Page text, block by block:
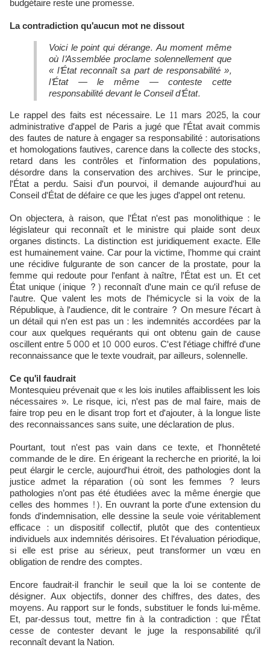
La contradiction qu'aucun mot ne dissout
Voici le point qui dérange. Au moment même
où l'Assemblée proclame solennellement que
« l'État reconnaît sa part de responsabilité »,
l'État — le même — conteste cette
responsabilité devant le Conseil d'État.
Le rappel des faits est nécessaire. Le 11 mars 2025, la cour
administrative d'appel de Paris a jugé que l'État avait commis
des fautes de nature à engager sa responsabilité : autorisations
et homologations fautives, carence dans la collecte des stocks,
retard dans les contrôles et l'information des populations,
désordre dans la conservation des archives. Sur le principe,
l'État a perdu. Saisi d'un pourvoi, il demande aujourd'hui au
Conseil d'État de défaire ce que les juges d'appel ont retenu.
On objectera, à raison, que l'État n'est pas monolithique : le
législateur qui reconnaît et le ministre qui plaide sont deux
organes distincts. La distinction est juridiquement exacte. Elle
est humainement vaine. Car pour la victime, l’homme qui craint
une récidive fulgurante de son cancer de la prostate, pour la
femme qui redoute pour l'enfant à naître, l'État est un. Et cet
État unique (inique ?) reconnaît d'une main ce qu'il refuse de
l'autre. Que valent les mots de l'hémicycle si la voix de la
République, à l'audience, dit le contraire ? On mesure l'écart à
un détail qui n'en est pas un : les indemnités accordées par la
cour aux quelques requérants qui ont obtenu gain de cause
oscillent entre 5 000 et 10 000 euros. C'est l'étiage chiffré d'une
reconnaissance que le texte voudrait, par ailleurs, solennelle.
Ce qu'il faudrait
Montesquieu prévenait que « les lois inutiles affaiblissent les lois
nécessaires ». Le risque, ici, n'est pas de mal faire, mais de
faire trop peu en le disant trop fort et d'ajouter, à la longue liste
des reconnaissances sans suite, une déclaration de plus.
Pourtant, tout n'est pas vain dans ce texte, et l'honnêteté
commande de le dire. En érigeant la recherche en priorité, la loi
peut élargir le cercle, aujourd'hui étroit, des pathologies dont la
justice admet la réparation (où sont les femmes ? leurs
pathologies n’ont pas été étudiées avec la même énergie que
celles des hommes !). En ouvrant la porte d'une extension du
fonds d'indemnisation, elle dessine la seule voie véritablement
efficace : un dispositif collectif, plutôt que des contentieux
individuels aux indemnités dérisoires. Et l'évaluation périodique,
si elle est prise au sérieux, peut transformer un vœu en
obligation de rendre des comptes.
Encore faudrait-il franchir le seuil que la loi se contente de
désigner. Aux objectifs, donner des chiffres, des dates, des
moyens. Au rapport sur le fonds, substituer le fonds lui-même.
Et, par-dessus tout, mettre fin à la contradiction : que l'État
cesse de contester devant le juge la responsabilité qu'il
reconnaît devant la Nation.